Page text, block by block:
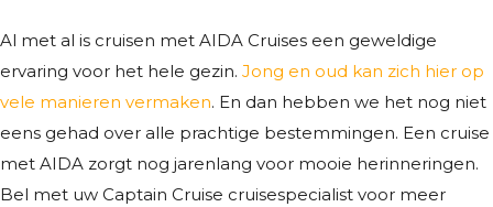
Al met al is cruisen met AIDA Cruises een geweldige
ervaring voor het hele gezin. Jong en oud kan zich hier op
vele manieren vermaken. En dan hebben we het nog niet
eens gehad over alle prachtige bestemmingen. Een cruise
met AIDA zorgt nog jarenlang voor mooie herinneringen.
Bel met uw Captain Cruise cruisespecialist voor meer